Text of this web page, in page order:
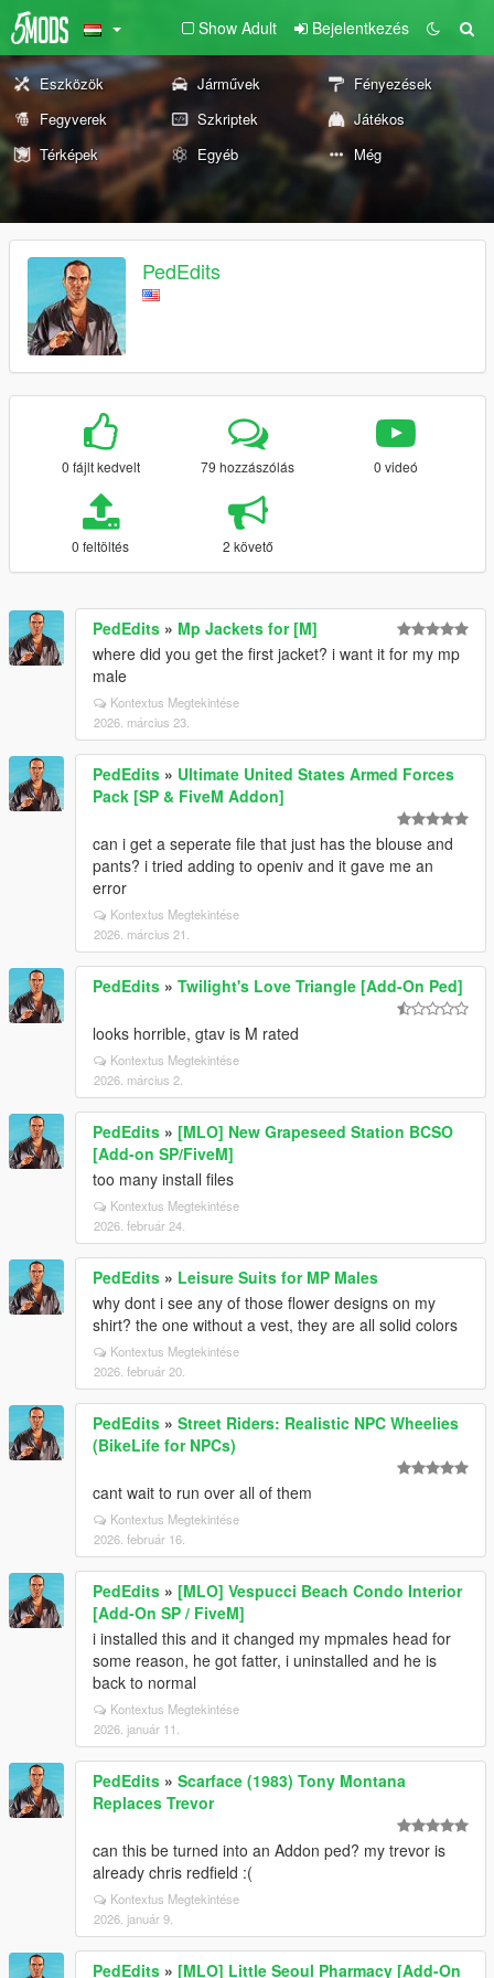
Show Adult Bejelentkezés
Eszközök Járművek
Fényezések
Fegyverek
Szkriptek
Játékos
Térképek
Egyéb Még
PedEdits
0 fájlt kedvelt 79 hozzászólás 0 videó
0 feltöltés 2 követő
PedEdits » Mp Jackets for [M]
where did you get the first jacket? i want it for my mp
male
Kontextus Megtekintése
2026. március 23.
PedEdits » Ultimate United States Armed Forces
Pack [SP & FiveM Addon]
can i get a seperate file that just has the blouse and
pants? i tried adding to openiv and it gave me an
error
Kontextus Megtekintése
2026. március 21.
PedEdits » Twilight's Love Triangle [Add-On Ped]
looks horrible, gtav is M rated
Kontextus Megtekintése
2026. március 2.
PedEdits » [MLO] New Grapeseed Station BCSO
[Add-on SP/FiveM]
too many install files
Kontextus Megtekintése
2026. február 24.
PedEdits » Leisure Suits for MP Males
why dont i see any of those flower designs on my
shirt? the one without a vest, they are all solid colors
Kontextus Megtekintése
2026. február 20.
PedEdits » Street Riders: Realistic NPC Wheelies
(BikeLife for NPCs)
cant wait to run over all of them
Kontextus Megtekintése
2026. február 16.
PedEdits » [MLO] Vespucci Beach Condo Interior
[Add-On SP / FiveM]
i installed this and it changed my mpmales head for
some reason, he got fatter, i uninstalled and he is
back to normal
Kontextus Megtekintése
2026. január 11.
PedEdits » Scarface (1983) Tony Montana
Replaces Trevor
can this be turned into an Addon ped? my trevor is
already chris redfield :(
Kontextus Megtekintése
2026. január 9.
PedEdits » [MLO] Little Seoul Pharmacy [Add-On